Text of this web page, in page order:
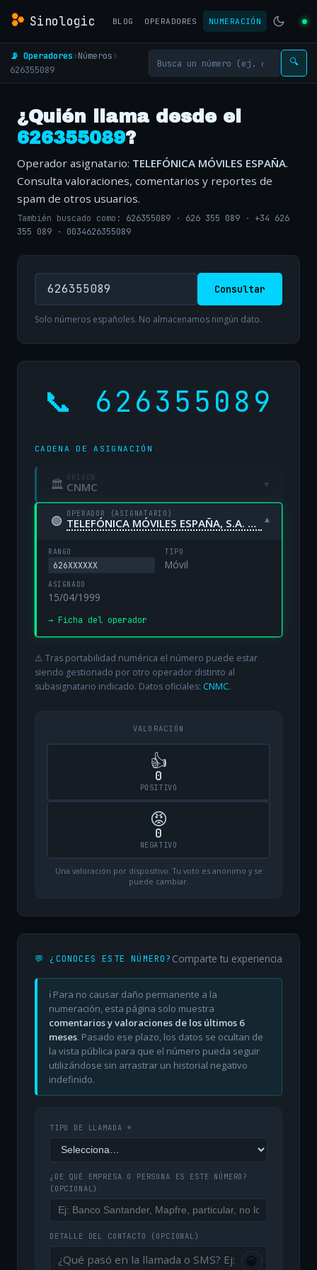
Sinologic BLOG OPERADORES NUMERACIÓN
📡 Operadores›Números›
626355089
🔍
¿Quién llama desde el
626355089?
Operador asignatario: TELEFÓNICA MÓVILES ESPAÑA.
Consulta valoraciones, comentarios y reportes de
spam de otros usuarios.
También buscado como: 626355089 · 626 355 089 · +34 626
355 089 · 0034626355089
Consultar
Solo números españoles. No almacenamos ningún dato.
📞 626355089
CADENA DE ASIGNACIÓN
🏛 ORIGEN
CNMC ▾
🟢 OPERADOR (ASIGNATARIO)
TELEFÓNICA MÓVILES ESPAÑA, S.A. UNIPERSONAL ▾
RANGO
626XXXXXX
TIPO
Móvil
ASIGNADO
15/04/1999
→ Ficha del operador
⚠️ Tras portabilidad numérica el número puede estar
siendo gestionado por otro operador distinto al
subasignatario indicado. Datos oficiales: CNMC.
VALORACIÓN
👍
0
POSITIVO
😡
0
NEGATIVO
Una valoración por dispositivo. Tu voto es anónimo y se
puede cambiar.
💬 ¿CONOCES ESTE NÚMERO? Comparte tu experiencia
ℹ️ Para no causar daño permanente a la
numeración, esta página solo muestra
comentarios y valoraciones de los últimos 6
meses. Pasado ese plazo, los datos se ocultan de
la vista pública para que el número pueda seguir
utilizándose sin arrastrar un historial negativo
indefinido.
TIPO DE LLAMADA *
¿DE QUÉ EMPRESA O PERSONA ES ESTE NÚMERO?
(OPCIONAL)
DETALLE DEL CONTACTO (OPCIONAL)
😀